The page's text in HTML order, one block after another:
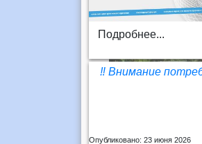
Подробнее...
‼️ Внимание
Опубликовано: 23 июня 2026